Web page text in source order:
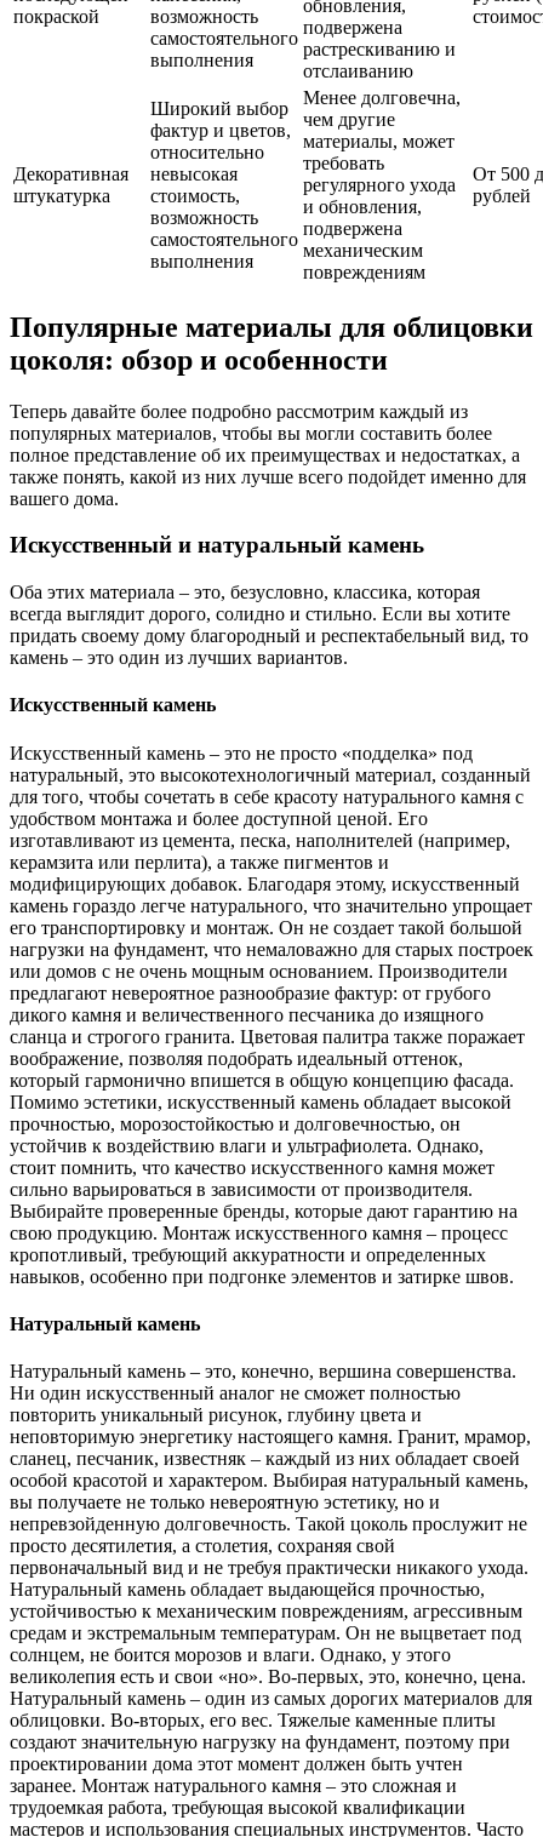
покраской
возможность
самостоятельного
выполнения
обновления,
подвержена
растрескиванию и
отслаиванию
Декоративная
штукатурка
Широкий выбор
фактур и цветов,
относительно
невысокая
стоимость,
возможность
самостоятельного
выполнения
Менее долговечна,
чем другие
материалы, может
требовать
регулярного ухода
и обновления,
подвержена
механическим
повреждениям
От 500
рублей
Популярные материалы для облицовки
цоколя: обзор и особенности
Теперь давайте более подробно рассмотрим каждый из
популярных материалов, чтобы вы могли составить более
полное представление об их преимуществах и недостатках, а
также понять, какой из них лучше всего подойдет именно для
вашего дома.
Искусственный и натуральный камень
Оба этих материала – это, безусловно, классика, которая
всегда выглядит дорого, солидно и стильно. Если вы хотите
придать своему дому благородный и респектабельный вид, то
камень – это один из лучших вариантов.
Искусственный камень
Искусственный камень – это не просто «подделка» под
натуральный, это высокотехнологичный материал, созданный
для того, чтобы сочетать в себе красоту натурального камня с
удобством монтажа и более доступной ценой. Его
изготавливают из цемента, песка, наполнителей (например,
керамзита или перлита), а также пигментов и
модифицирующих добавок. Благодаря этому, искусственный
камень гораздо легче натурального, что значительно упрощает
его транспортировку и монтаж. Он не создает такой большой
нагрузки на фундамент, что немаловажно для старых построек
или домов с не очень мощным основанием. Производители
предлагают невероятное разнообразие фактур: от грубого
дикого камня и величественного песчаника до изящного
сланца и строгого гранита. Цветовая палитра также поражает
воображение, позволяя подобрать идеальный оттенок,
который гармонично впишется в общую концепцию фасада.
Помимо эстетики, искусственный камень обладает высокой
прочностью, морозостойкостью и долговечностью, он
устойчив к воздействию влаги и ультрафиолета. Однако,
стоит помнить, что качество искусственного камня может
сильно варьироваться в зависимости от производителя.
Выбирайте проверенные бренды, которые дают гарантию на
свою продукцию. Монтаж искусственного камня – процесс
кропотливый, требующий аккуратности и определенных
навыков, особенно при подгонке элементов и затирке швов.
Натуральный камень
Натуральный камень – это, конечно, вершина совершенства.
Ни один искусственный аналог не сможет полностью
повторить уникальный рисунок, глубину цвета и
неповторимую энергетику настоящего камня. Гранит, мрамор,
сланец, песчаник, известняк – каждый из них обладает своей
особой красотой и характером. Выбирая натуральный камень,
вы получаете не только невероятную эстетику, но и
непревзойденную долговечность. Такой цоколь прослужит не
просто десятилетия, а столетия, сохраняя свой
первоначальный вид и не требуя практически никакого ухода.
Натуральный камень обладает выдающейся прочностью,
устойчивостью к механическим повреждениям, агрессивным
средам и экстремальным температурам. Он не выцветает под
солнцем, не боится морозов и влаги. Однако, у этого
великолепия есть и свои «но». Во-первых, это, конечно, цена.
Натуральный камень – один из самых дорогих материалов для
облицовки. Во-вторых, его вес. Тяжелые каменные плиты
создают значительную нагрузку на фундамент, поэтому при
проектировании дома этот момент должен быть учтен
заранее. Монтаж натурального камня – это сложная и
трудоемкая работа, требующая высокой квалификации
мастеров и использования специальных инструментов. Часто